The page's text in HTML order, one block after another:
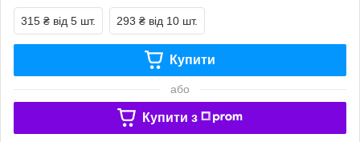
315 ₴ від 5 шт. 293 ₴ від 10 шт.
Купити
або
Купити з